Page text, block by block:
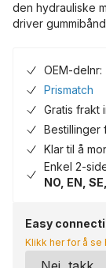
den hydrauliske
driver
OEM-delnr:
Prismatch
Gratis frakt
Bestillinger
Klar til å
Enkel 2-
NO, EN,
Easy
Klikk her for å